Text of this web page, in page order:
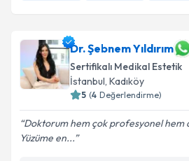
Dr. Şebnem Yıldırım
Sertifikalı Medikal Estetik
İstanbul, Kadıköy
5 (4 Değerlendirme)
Doktorum hem çok profesyonel hem
Yüzüme en...